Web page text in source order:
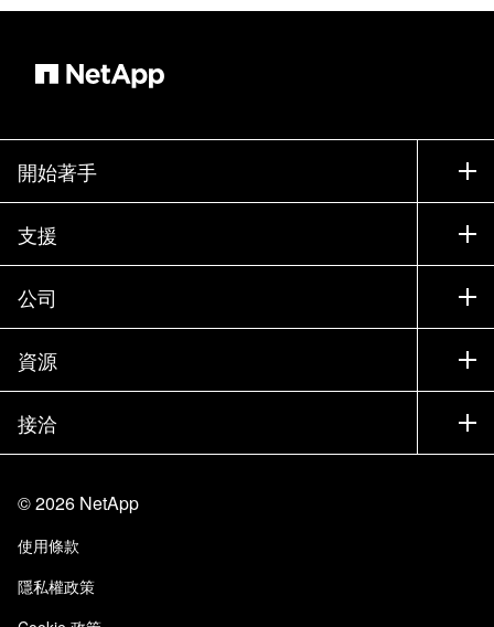
開始著手
如何購買
聯絡銷售人員
尋找合作夥伴
試用產品
執行簡報
產品（依英文字母順序排列）
支援
支援
訓練
說明文件
知識庫
社群
學習
公司
公司
合作夥伴
工作機會
信任中心
責任與永續
品質認證
資源
新聞
活動
部落格
客戶使用經驗
客戶成功案例
接洽
網站意見反應
存取性
電子郵件訂閱
©2026 NetApp
使用條款
隱私權政策